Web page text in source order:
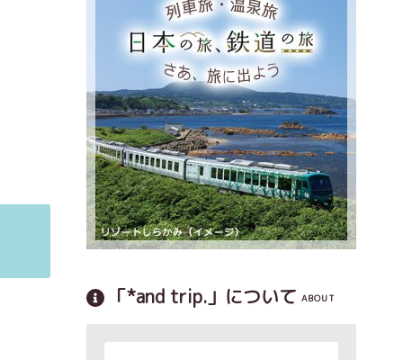
「*and trip.」について ABOUT